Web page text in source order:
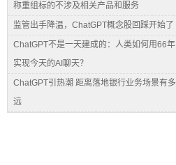
称重组标的不涉及相关产品和服务
监管出手降温，ChatGPT概念股回踩开始了
ChatGPT不是一天建成的：人类如何用66年
实现今天的AI聊天？
ChatGPT引热潮 距离落地银行业务场景有多
远